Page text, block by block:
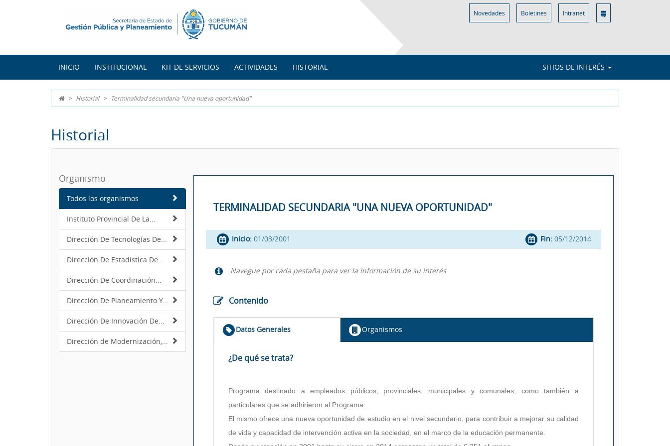
Novedades Boletines Intranet
INICIO INSTITUCIONAL KIT DE SERVICIOS ACTIVIDADES HISTORIAL SITIOS DE INTERÉS
Historial Terminalidad secundaria "Una nueva oportunidad"
Historial
Organismo
Todos los organismos
Instituto Provincial De La...
Dirección De Tecnologías De...
Dirección De Estadística De...
Dirección De Coordinación...
Dirección De Planeamiento Y...
Dirección De Innovación De...
Dirección de Modernización,...
TERMINALIDAD SECUNDARIA "UNA NUEVA OPORTUNIDAD"
Inicio:01/03/2001 Fin: 05/12/2014
Navegue por cada pestaña para ver la información de su interés
Contenido
Datos Generales Organismos
¿De qué se trata?
Programa destinado a empleados públicos, provinciales, municipales y comunales, como también a
particulares que se adhirieron al Programa.
El mismo ofrece una nueva oportunidad de estudio en el nivel secundario, para contribuir a mejorar su calidad
de vida y capacidad de intervención activa en la sociedad, en el marco de la educación permanente.